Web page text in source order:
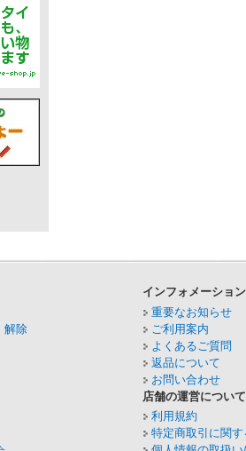
解除
インフォメーション
重要なお知らせ
ご利用案内
よくあるご質問
返品について
お問い合わせ
店舗の運営について
利用規約
特定商取引に関